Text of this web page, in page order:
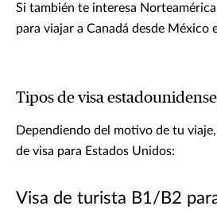
Si también te interesa
para viajar a Canadá desde México
Tipos de visa
Dependiendo del motivo de tu
de visa para Estados Unidos:
Visa de turista B1/B2